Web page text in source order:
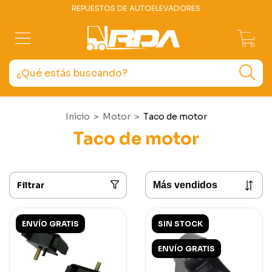
REPUESTOS DE AUTOELEVADORES
Inicio > Motor > Taco de motor
Taco de motor
Filtrar
ENVÍO GRATIS SIN STOCK
ENVÍO GRATIS